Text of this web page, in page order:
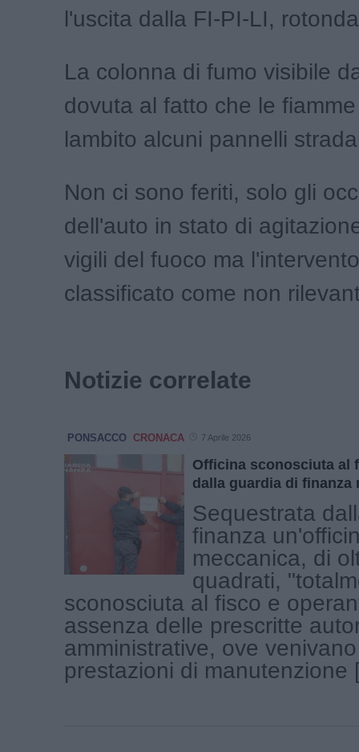
l'uscita dalla FI-PI-LI,
La colonna di fumo visibile
dovuta al fatto che le
lambito alcuni pannelli
Non ci sono feriti, solo gli
dell'auto in stato di
vigili del fuoco ma
classificato come non
Notizie correlate
PONSACCO CRONACA 7 Aprile 2026
Officina sconosciuta al
dalla guardia di finanza
Sequestrata
finanza
meccanica, di
quadrati,
sconosciuta al fisco e
assenza delle prescritte
amministrative, ove
prestazioni di manutenzione